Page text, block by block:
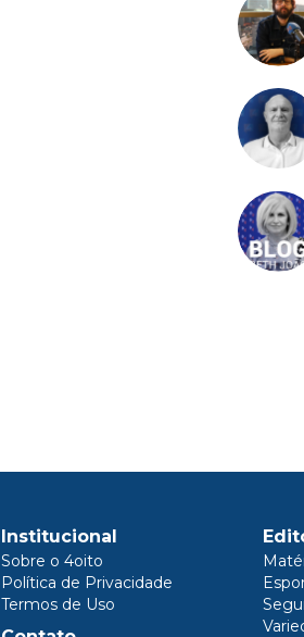
Institucional
Sobre o 4oito
Política de Privacidade
Termos de Uso